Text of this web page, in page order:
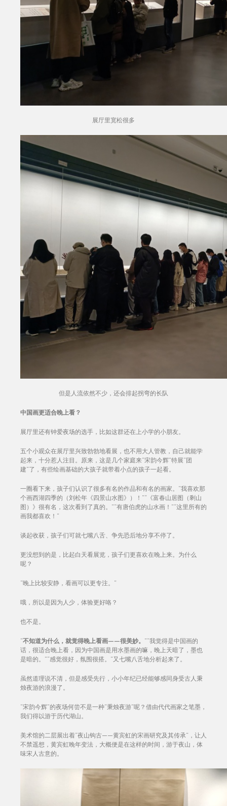
展厅里宽松很多
但是人流依然不少，还会排起拐弯的长队
中国画更适合晚上看？
展厅里还有钟爱夜场的选手，比如这群还在上小学的小朋友。
五个小观众在展厅里兴致勃勃地看展，也不用大人管教，自己就能学
起来，十分惹人注目。原来，这是几个家庭来“宋韵今辉”特展“团
建”了，有些绘画基础的大孩子就带着小点的孩子一起看。
一圈看下来，孩子们认识了很多有名的作品和有名的画家。“我喜欢那
个画西湖四季的（刘松年《四景山水图》）！”“《富春山居图（剩山
图）》很有名，这次看到了真的。”“有唐伯虎的山水画！”“这里所有的
画我都喜欢！”
谈起收获，孩子们可就七嘴八舌、争先恐后地分享不停了。
更没想到的是，比起白天看展览，孩子们更喜欢在晚上来。为什么
呢？
“晚上比较安静，看画可以更专注。”
哦，所以是因为人少，体验更好咯？
也不是。
“不知道为什么，就觉得晚上看画——很美妙。 ”“我觉得是中国画的
话，很适合晚上看，因为中国画是用水墨画的嘛，晚上天暗了，墨也
是暗的。”“感觉很好，氛围很搭。”又七嘴八舌地分析起来了。
虽然道理说不清，但是感受先行，小小年纪已经能够感同身受古人秉
烛夜游的浪漫了。
“宋韵今辉”的夜场何尝不是一种“秉烛夜游”呢？借由代代画家之笔墨，
我们得以游于历代湖山。
美术馆的二层展出着“夜山钩古——黄宾虹的宋画研究及其传承”，让人
不禁遥想，黄宾虹晚年变法，大概便是在这样的时间，游于夜山，体
味宋人古意的。